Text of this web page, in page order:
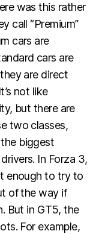
was this rather
call “Premium”
cars are
cars are
are direct
not like
but there are
two classes,
biggest
In Forza 3,
enough to try to
of the way if
But in GT5, the
For example,